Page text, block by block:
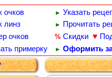
очков ► Указать
линз ► Прочитать
очков % Скидки ♥
примерку ► Оформить